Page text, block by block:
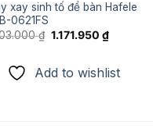
xay sinh tố để bàn Hafele
0621FS
₫ Giá
1.171.950 ₫Giá
hiện
Add to wishlist